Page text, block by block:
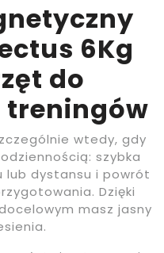
6Kg
do
treningów
wtedy, gdy
szybka
lub dystansu i powrót
Dzięki
masz jasny